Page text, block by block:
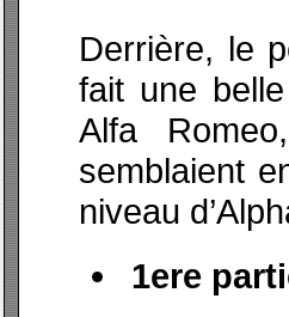
Derrière, le
fait une
Alfa
semblaient
niveau
1ere